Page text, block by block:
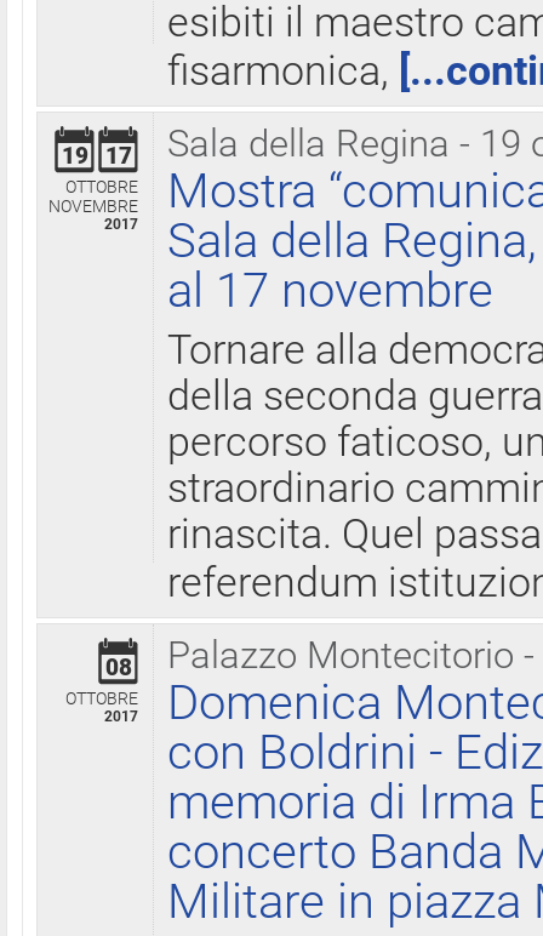
esibiti il maestro
fisarmonica,
Sala della Regina - 19
19 17
OTTOBRE
NOVEMBRE
2017
Mostra
Sala della
al 17 novembre
Tornare alla
della seconda
percorso faticoso,
straordinario
rinascita. Quel
referendum
Palazzo Montecitorio
08
OTTOBRE
2017
Domenica
con Boldrini -
memoria di Irma
concerto Banda
Militare in